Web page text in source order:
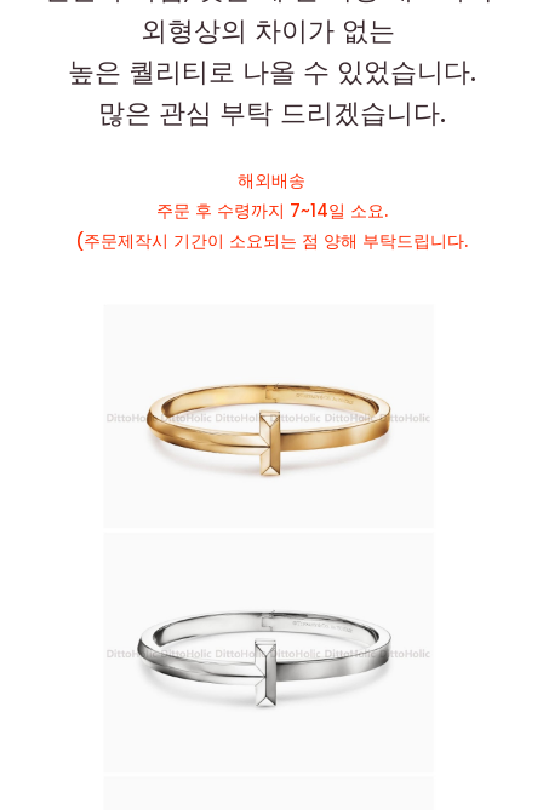
외형상의 차이가 없는
높은 퀄리티로 나올 수 있었습니다.
많은 관심 부탁 드리겠습니다.
해외배송
주문 후 수령까지 7~14일 소요.
(주문제작시 기간이 소요되는 점 양해 부탁드립니다.